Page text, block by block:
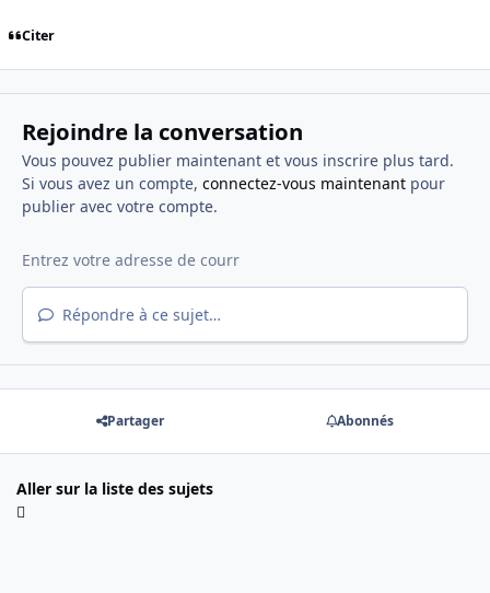
Citer
Rejoindre la conversation
Vous pouvez publier maintenant et vous inscrire plus tard.
Si vous avez un compte, connectez-vous maintenantpour
publier avec votre compte.
Répondre à ce sujet…
Partager Abonnés
Aller sur la liste des sujets